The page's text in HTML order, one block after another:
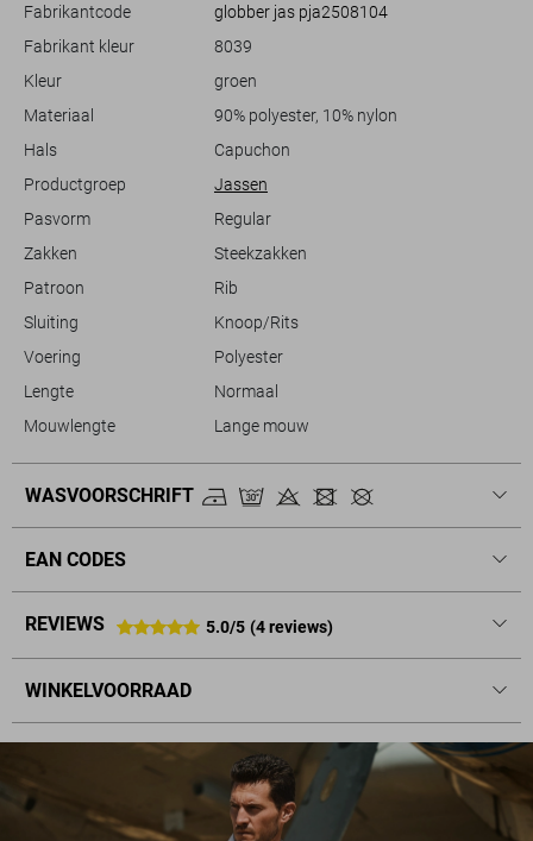
een nette chino, afhankelijk van de gelegenheid. Dankzij het duurzame
materiaal en de lange mouwen ben je goed beschermd tegen weer en
zowel stadsbezoeken als wandelingen in de natuur. Het subtiele PME
Legend logo op de borst geeft de jas een authentieke uitstraling, die
De totale lengte is 72 cm bij maat M.
Fabrikantcode
globber jas pja2508104
Fabrikant kleur
8039
Kleur
groen
Materiaal
90% polyester, 10% nylon
Hals
Capuchon
Productgroep
Jassen
Pasvorm
Regular
Zakken
Steekzakken
Patroon
Rib
Sluiting
Knoop/Rits
Voering
Polyester
Lengte
Normaal
Mouwlengte
Lange mouw
WASVOORSCHRIFT
EAN CODES
REVIEWS 5.0/5 (4 reviews)
WINKELVOORRAAD